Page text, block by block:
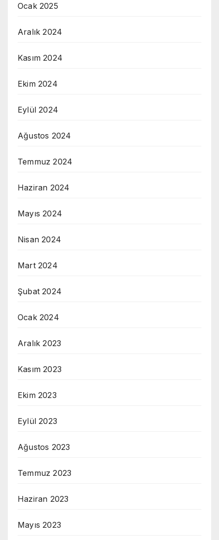
Ocak 2025
Aralık 2024
Kasım 2024
Ekim 2024
Eylül 2024
Ağustos 2024
Temmuz 2024
Haziran 2024
Mayıs 2024
Nisan 2024
Mart 2024
Şubat 2024
Ocak 2024
Aralık 2023
Kasım 2023
Ekim 2023
Eylül 2023
Ağustos 2023
Temmuz 2023
Haziran 2023
Mayıs 2023